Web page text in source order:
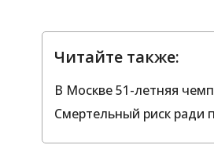
Читайте также:
В Москве 51-летняя
Смертельный риск ради